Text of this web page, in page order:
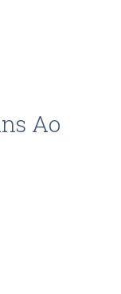
Ao